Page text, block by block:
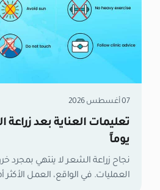
07 أغسطس 2026
يوماً
نجاح زراعة الشعر لا ينتهي بمجرد
العمليات. في الواقع، العمل